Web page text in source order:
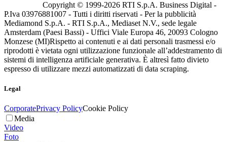
Copyright © 1999-2026 RTI S.p.A. Business Digital -
P.Iva 03976881007 - Tutti i diritti riservati - Per la pubblicità
Mediamond S.p.A. - RTI S.p.A., Mediaset N.V., sede legale
Amsterdam (Paesi Bassi) - Uffici Viale Europa 46, 20093 Cologno
Monzese (MI)Rispetto ai contenuti e ai dati personali trasmessi e/o
riprodotti è vietata ogni utilizzazione funzionale all’addestramento di
sistemi di intelligenza artificiale generativa. È altresì fatto divieto
espresso di utilizzare mezzi automatizzati di data scraping.
Legal
CorporatePrivacy PolicyCookie Policy
Media
Video
Foto